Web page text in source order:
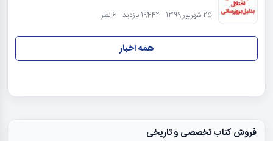
25 شهریور 1399 - 19442 بازدید - 6 نظر
همه اخبار
فروش کتاب تخصصی و تاریخی